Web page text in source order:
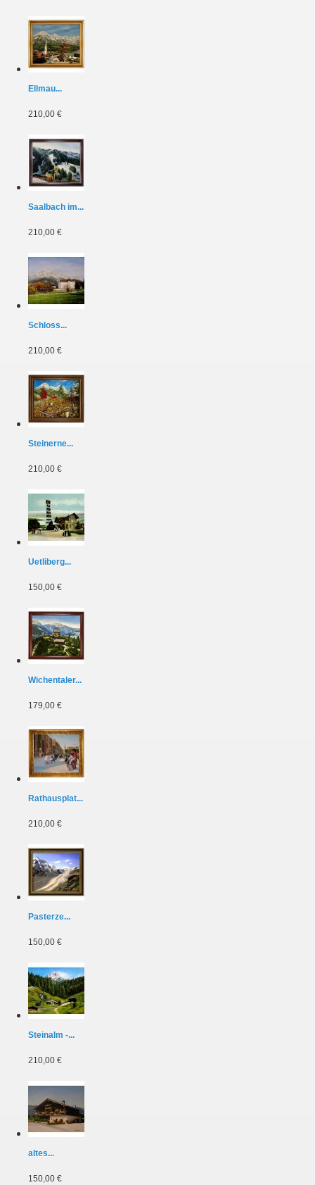
Ellmau...
210,00 €
Saalbach im...
210,00 €
Schloss...
210,00 €
Steinerne...
210,00 €
Uetliberg...
150,00 €
Wichentaler...
179,00 €
Rathausplat...
210,00 €
Pasterze...
150,00 €
Steinalm -...
210,00 €
altes...
150,00 €